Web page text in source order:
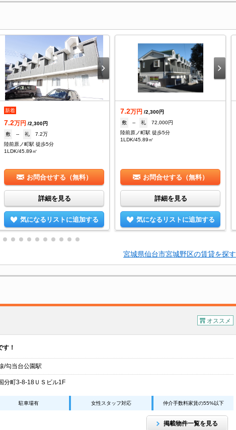
新着
7.2万円 /2,300円
敷
-- 礼
7.2万
陸前原ノ町駅 徒歩5分
1LDK/45.89㎡
お問合せする（無料）
詳細を見る
気になるリストに追加する
7.2万円 /2,300円
敷
-- 礼
72,000円
陸前原ノ町駅 徒歩5分
1LDK/45.89㎡
お問合せする（無料）
詳細を見る
気になるリストに追加する
宮城県仙台市宮城野区の賃貸を探す
オススメ
！
/勾当台公園駅
分町3-8-18ＵＳビル1F
駐車場有 女性スタッフ対応 仲介手数料家賃の55%以下
掲載物件一覧を見る